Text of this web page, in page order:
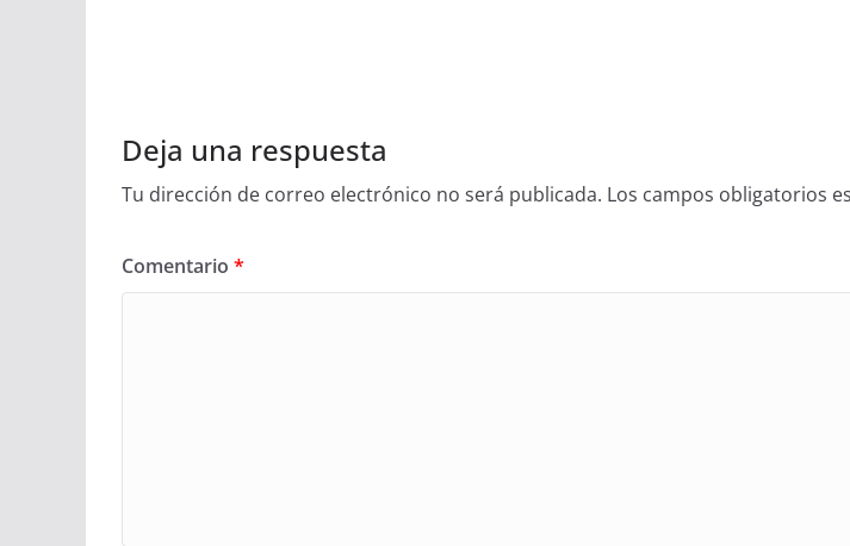
Deja una respuesta
Tu dirección de correo electrónico no será publicada. Los campos obligatorios
Comentario *